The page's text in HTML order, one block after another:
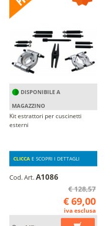
DISPONIBILE A
MAGAZZINO
Kit estrattori per cuscinetti
esterni
CLICCA E SCOPRI I DETTAGLI
Cod. Art.A1086
€ 128,57
€ 69,00
iva esclusa